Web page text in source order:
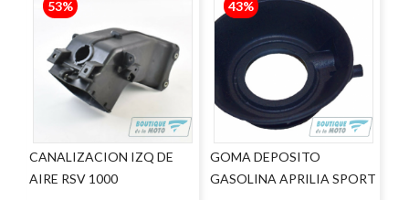
53%
CANALIZACION IZQ DE
AIRE RSV 1000
43%
GOMA DEPOSITO
GASOLINA APRILIA SPORT